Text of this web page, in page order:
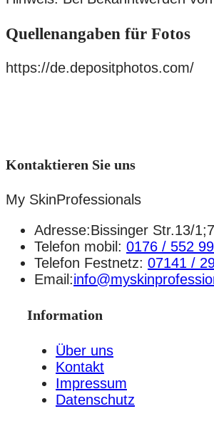
Quellenangaben für Fotos
https://de.depositphotos.com/
Kontaktieren Sie uns
My SkinProfessionals
Adresse:Bissinger Str.13/
Telefon mobil: 0176 / 552
Telefon Festnetz: 07141 /
Email:
Information
Über uns
Kontakt
Impressum
Datenschutz